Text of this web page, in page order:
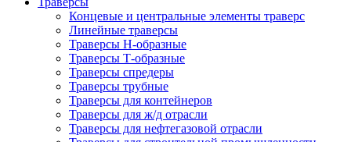
Концевые и центральные элементы траверс
Линейные траверсы
Траверсы Н-образные
Траверсы Т-образные
Траверсы спредеры
Траверсы трубные
Траверсы для контейнеров
Траверсы для ж/д отрасли
Траверсы для нефтегазовой отрасли